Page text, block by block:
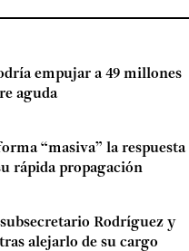
empujar a 49 millones
aguda
“masiva” la respuesta
rápida propagación
Rodríguez y
alejarlo de su cargo